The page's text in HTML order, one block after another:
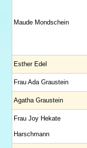
Maude Mondschein
Esther Edel
Frau Ada Graustein
Agatha Graustein
Frau Joy Hekate
Harschmann